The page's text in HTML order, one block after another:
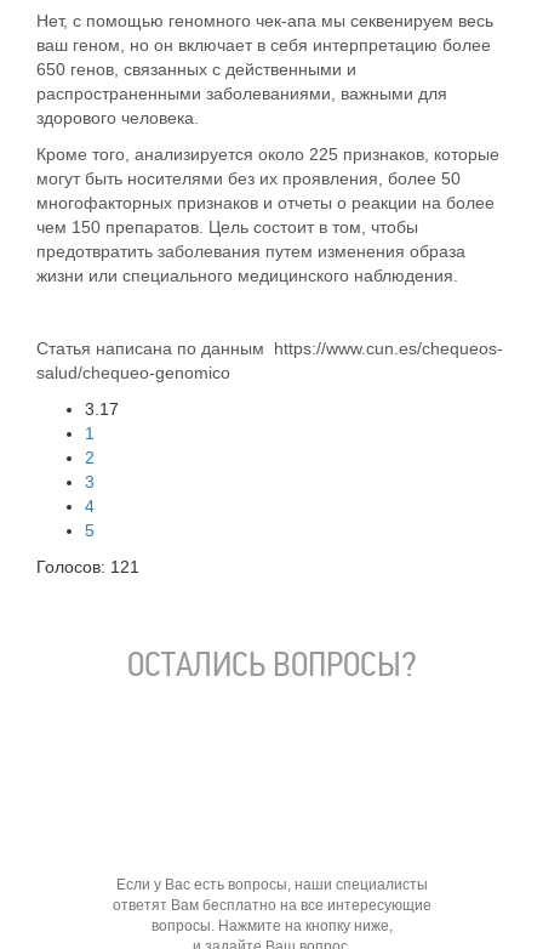
Нет, с помощью геномного чек-апа мы секвенируем весь
ваш геном, но он включает в себя интерпретацию более
650 генов, связанных с действенными и
распространенными заболеваниями, важными для
здорового человека.
Кроме того, анализируется около 225 признаков, которые
могут быть носителями без их проявления, более 50
многофакторных признаков и отчеты о реакции на более
чем 150 препаратов. Цель состоит в том, чтобы
предотвратить заболевания путем изменения образа
жизни или специального медицинского наблюдения.
Статья написана по данным https://www.cun.es/chequeos-
salud/chequeo-genomico
3.17
1
2
3
4
5
Голосов: 121
ОСТАЛИСЬ ВОПРОСЫ?
Если у Вас есть вопросы, наши специалисты
ответят Вам бесплатно на все интересующие
вопросы. Нажмите на кнопку ниже,